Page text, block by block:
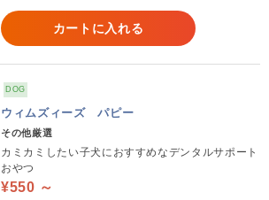
カートに入れる
DOG
ウィムズィーズ パピー
その他厳選
カミカミしたい子犬におすすめなデンタルサポート
おやつ
¥550 ～